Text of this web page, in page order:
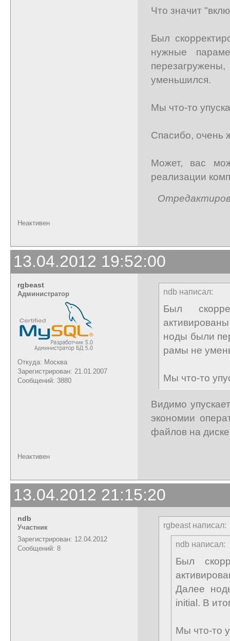
Что значит
Был
нужные
уменьшился.
Мы что-то
Спасибо, очень
Может, вас
реализации
Неактивен
13.04.2012 19:52:00
rgbeast
Администратор
Откуда: Москва
Зарегистрирован: 21.01.2007
Сообщений: 3880
ndb написал:
Был
ноды были
рамы не
Мы что-то
Видимо
экономии
файлов на
Неактивен
13.04.2012 21:15:20
ndb
Участник
Зарегистрирован: 12.04.2012
Сообщений: 8
rgbeast написал:
ndb написал:
Был
Далее
initial. В
Мы что-то